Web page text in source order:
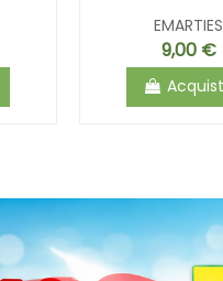
EMARTIES
9,00 €